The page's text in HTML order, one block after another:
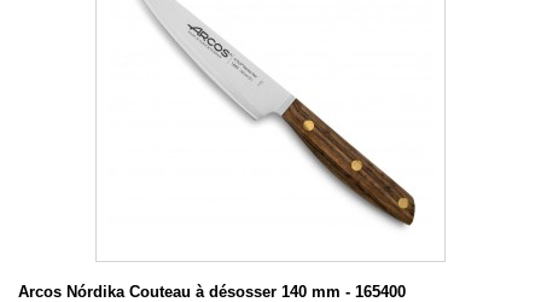
Arcos Nórdika Couteau à désosser 140 mm - 165400